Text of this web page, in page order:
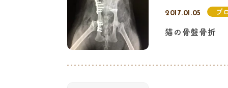
2017.01.05 ブ
猫の骨盤骨折